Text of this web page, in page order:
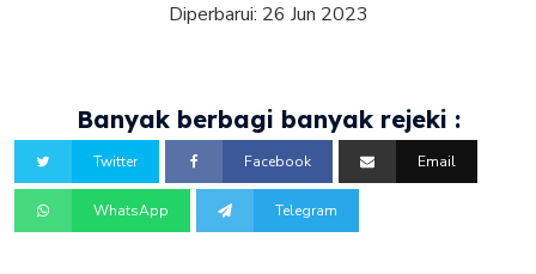
Diperbarui: 26 Jun 2023
Banyak berbagi banyak rejeki :
Twitter Facebook Email
WhatsApp Telegram